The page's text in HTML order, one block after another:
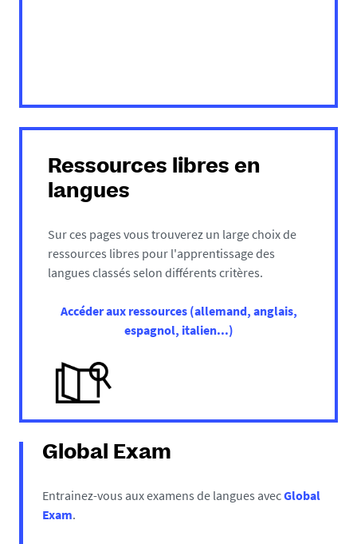
Ressources libres en
langues
Sur ces pages vous trouverez un large choix de
ressources libres pour l'apprentissage des
langues classés selon différents critères.
Accéder aux ressources (allemand, anglais,
espagnol, italien...)
Global Exam
Entrainez-vous aux examens de langues avecGlobal
Exam.